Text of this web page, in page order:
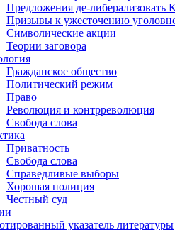
Предложения де-
Призывы к ужесточению
Символические акции
Теории заговора
Гражданское общество
Политический режим
Право
Революция и контрреволюция
Свобода слова
Приватность
Свобода слова
Справедливые выборы
Хорошая полиция
Честный суд
указатель литературы